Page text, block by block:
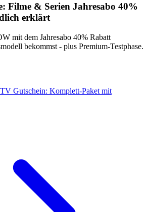
Filme & Serien Jahresabo 40%
erklärt
mit dem Jahresabo 40% Rabatt
bekommst - plus Premium-Testphase.
Gutschein: Komplett-Paket mit